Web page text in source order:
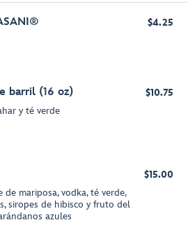
$4.25
barril (16 oz)
y té verde
$10.75
mariposa, vodka, té verde,
siropes de hibisco y fruto del
azules
$15.00